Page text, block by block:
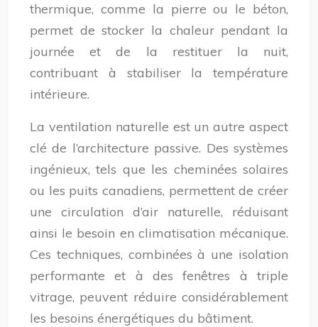
thermique, comme la pierre ou le béton,
permet de stocker la chaleur pendant la
journée et de la restituer la nuit,
contribuant à stabiliser la température
intérieure.
La ventilation naturelle est un autre aspect
clé de l’architecture passive. Des systèmes
ingénieux, tels que les cheminées solaires
ou les puits canadiens, permettent de créer
une circulation d’air naturelle, réduisant
ainsi le besoin en climatisation mécanique.
Ces techniques, combinées à une isolation
performante et à des fenêtres à triple
vitrage, peuvent réduire considérablement
les besoins énergétiques du bâtiment.